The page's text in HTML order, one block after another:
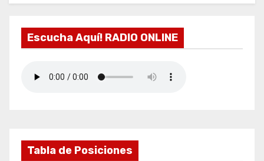
Escucha Aquí! RADIO ONLINE
Tabla de Posiciones